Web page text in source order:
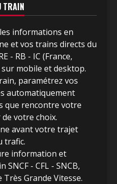
TRAIN
informations en
et vos trains directs du
- RB - IC (France,
mobile et desktop.
paramétrez vos
automatiquement
que rencontre votre
votre choix.
avant votre trajet
trafic.
information et
- CFL - SNCB,
Grande Vitesse.